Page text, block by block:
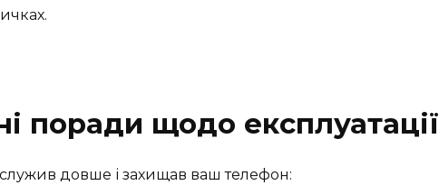
поради щодо експлуатації
довше і захищав ваш телефон: